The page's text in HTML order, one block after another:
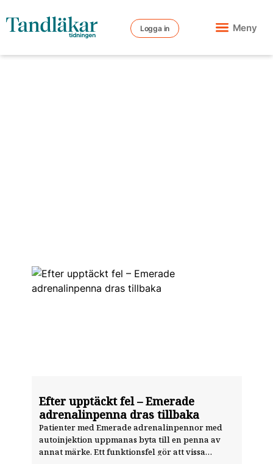
Logga in Meny
Efter upptäckt fel – Emerade
adrenalinpenna dras tillbaka
Patienter med Emerade adrenalinpennor med
autoinjektion uppmanas byta till en penna av
annat märke. Ett funktionsfel gör att vissa